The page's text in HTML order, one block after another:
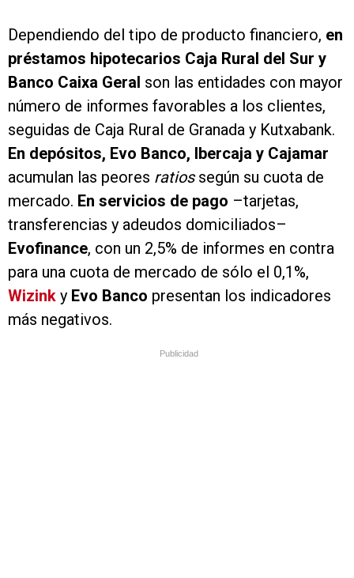
Dependiendo del tipo de producto financiero, en
préstamos hipotecarios Caja Rural del Sur y
Banco Caixa Geral son las entidades con mayor
número de informes favorables a los clientes,
seguidas de Caja Rural de Granada y Kutxabank.
En depósitos, Evo Banco, Ibercaja y Cajamar
acumulan las peores ratiossegún su cuota de
mercado. En servicios de pago –tarjetas,
transferencias y adeudos domiciliados–
Evofinance, con un 2,5% de informes en contra
para una cuota de mercado de sólo el 0,1%,
Wizink y Evo Banco presentan los indicadores
más negativos.
Publicidad